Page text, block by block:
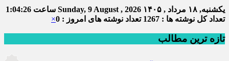
یکشنبه, ۱۸ مرداد , ۱۴۰۵ Sunday, 9 August , 2026 ساعت 1:04:27
تعداد کل نوشته ها : 1267
تعداد نوشته های امروز : 0 ×
تازه ترین مطالب